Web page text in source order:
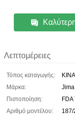
Λεπτομέρειες
Τόπος καταγωγής:
ΚΙΝΑ
Μάρκα:
Jima
Πιστοποίηση:
FDA
Αριθμό μοντέλου: